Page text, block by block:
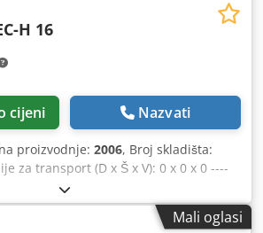
H 16
cijeni Nazvati
proizvodnje: 2006, Broj skladišta:
za transport (D x Š x V): 0 x 0 x 0 ----
kW 1 x Donji dio s duljinom tračnica
protuutegom Elementi
ruke od 30 m Domet 50 m,Mali oglasi